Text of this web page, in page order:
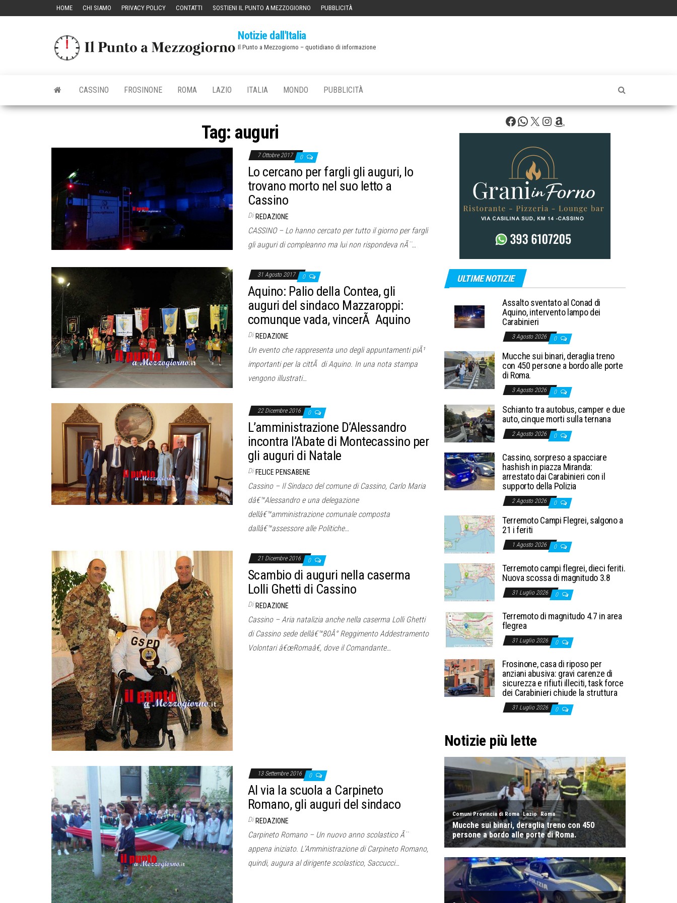
HOME CHI SIAMO PRIVACY POLICY CONTATTI SOSTIENI IL PUNTO A MEZZOGIORNO PUBBLICITÀ
Notizie dall'Italia
Il Punto a Mezzogiorno – quotidiano di informazione
CASSINO FROSINONE ROMA LAZIO ITALIA MONDO PUBBLICITÀ
Tag: auguri
7 Ottobre 2017 0
Lo cercano per fargli gli auguri, lo
trovano morto nel suo letto a
Cassino
Di REDAZIONE
CASSINO – Lo hanno cercato per tutto il giorno per fargli
gli auguri di compleanno ma lui non rispondeva nÃ¨…
31 Agosto 2017 0
Aquino: Palio della Contea, gli
auguri del sindaco Mazzaroppi:
comunque vada, vincerÃ Aquino
Di REDAZIONE
Un evento che rappresenta uno degli appuntamenti piÃ¹
importanti per la cittÃ di Aquino. In una nota stampa
vengono illustrati…
22 Dicembre 2016 0
L’amministrazione D’Alessandro
incontra l’Abate di Montecassino per
gli auguri di Natale
Di FELICE PENSABENE
Cassino – Il Sindaco del comune di Cassino, Carlo Maria
dâ€™Alessandro e una delegazione
dellâ€™amministrazione comunale composta
dallâ€™assessore alle Politiche…
21 Dicembre 2016 0
Scambio di auguri nella caserma
Lolli Ghetti di Cassino
Di REDAZIONE
Cassino – Aria natalizia anche nella caserma Lolli Ghetti
di Cassino sede dellâ€™80Â° Reggimento Addestramento
Volontari â€œRomaâ€, dove il Comandante…
13 Settembre 2016 0
Al via la scuola a Carpineto
Romano, gli auguri del sindaco
Di REDAZIONE
Carpineto Romano – Un nuovo anno scolastico Ã¨
appena iniziato. L’Amministrazione di Carpineto Romano,
quindi, augura al dirigente scolastico, Saccucci…
Facebook
WhatsApp
X Instagram
Amazon
ULTIME NOTIZIE
Assalto sventato al Conad di
Aquino, intervento lampo dei
Carabinieri
3 Agosto 2026 0
Mucche sui binari, deraglia treno
con 450 persone a bordo alle porte
di Roma.
3 Agosto 2026 0
Schianto tra autobus, camper e due
auto, cinque morti sulla ternana
2 Agosto 2026 0
Cassino, sorpreso a spacciare
hashish in piazza Miranda:
arrestato dai Carabinieri con il
supporto della Polizia
2 Agosto 2026 0
Terremoto Campi Flegrei, salgono a
21 i feriti
1 Agosto 2026 0
Terremoto campi flegrei, dieci feriti.
Nuova scossa di magnitudo 3.8
31 Luglio 2026 0
Terremoto di magnitudo 4.7 in area
flegrea
31 Luglio 2026 0
Frosinone, casa di riposo per
anziani abusiva: gravi carenze di
sicurezza e rifiuti illeciti, task force
dei Carabinieri chiude la struttura
31 Luglio 2026 0
Notizie più lette